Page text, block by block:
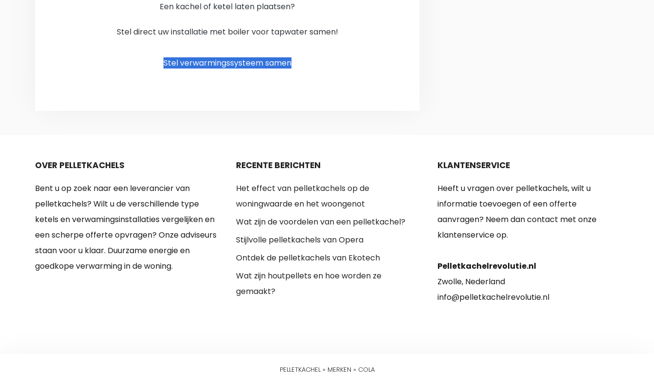
Een kachel of ketel laten plaatsen?
Stel direct uw installatie met boiler voor tapwater samen!
Stel verwarmingssysteem samen
OVER PELLETKACHELS
Bent u op zoek naar een leverancier van
pelletkachels? Wilt u de verschillende type
ketels en verwamingsinstallaties vergelijken en
een scherpe offerte opvragen? Onze adviseurs
staan voor u klaar. Duurzame energie en
goedkope verwarming in de woning.
RECENTE BERICHTEN
Het effect van pelletkachels op de
woningwaarde en het woongenot
Wat zijn de voordelen van een pelletkachel?
Stijlvolle pelletkachels van Opera
Ontdek de pelletkachels van Ekotech
Wat zijn houtpellets en hoe worden ze
gemaakt?
KLANTENSERVICE
Heeft u vragen over pelletkachels, wilt u
informatie toevoegen of een offerte
aanvragen? Neem dan contact met onze
klantenservice op.
Pelletkachelrevolutie.nl
Zwolle, Nederland
info@pelletkachelrevolutie.nl
PELLETKACHEL» MERKEN » COLA